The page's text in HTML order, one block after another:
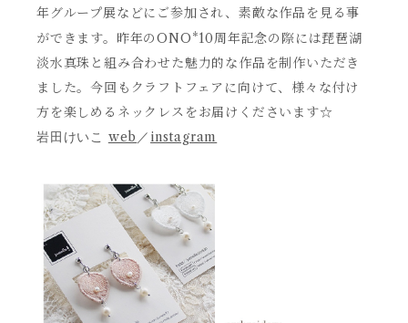
年グループ展などにご参加され、素敵な作品を見る事
ができます。 昨年のONO*10周年記念の際には琵琶湖
淡水真珠と組み合わせた魅力的な作品を制作いただき
ました。今回もクラフトフェアに向けて、様々な付け
方を楽しめるネックレスをお届けくださいます☆
岩田けいこ web ／ instagram